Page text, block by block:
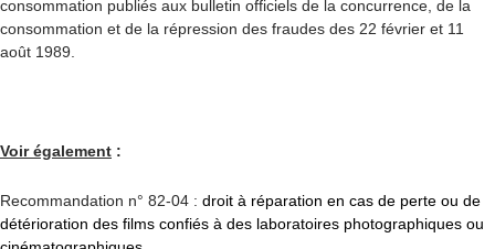
consommation publiés aux bulletin officiels de la concurrence, de la
consommation et de la répression des fraudes des 22 février et 11
août 1989.
Voir également :
Recommandation n° 82-04 : droit à réparation en cas de perte ou de
détérioration des films confiés à des laboratoires photographiques ou